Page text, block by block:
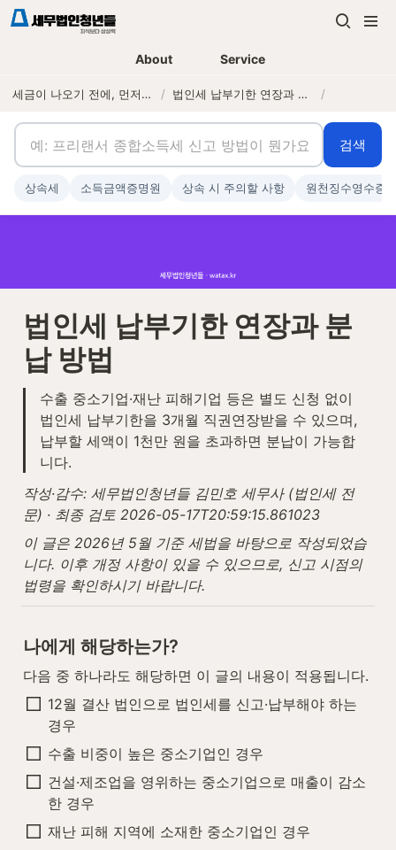
About Service
세금이 나오기 전에, 먼저 연락하는 세무법인 / 법인세 납부기한 연장과 분납 방법 /
법인세 납부기한 연장과 분
납 방법
수출 중소기업·재난 피해기업 등은 별도 신청 없이
법인세 납부기한을 3개월 직권연장받을 수 있으며,
납부할 세액이 1천만 원을 초과하면 분납이 가능합
니다.
작성·감수: 세무법인청년들 김민호 세무사 (법인세 전
문) · 최종 검토 2026-05-17T20:59:15.861023
이 글은 2026년 5월 기준 세법을 바탕으로 작성되었습
니다. 이후 개정 사항이 있을 수 있으므로, 신고 시점의
법령을 확인하시기 바랍니다.
나에게 해당하는가?
다음 중 하나라도 해당하면 이 글의 내용이 적용됩니다.
12월 결산 법인으로 법인세를 신고·납부해야 하는
경우
수출 비중이 높은 중소기업인 경우
건설·제조업을 영위하는 중소기업으로 매출이 감소
한 경우
재난 피해 지역에 소재한 중소기업인 경우
검색
상속세 소득금액증명원 상속 시 주의할 사항 원천징수영수증